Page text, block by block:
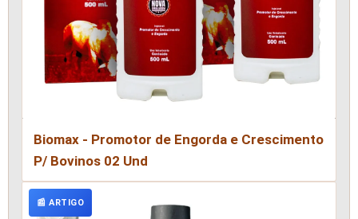
Biomax - Promotor de Engorda e Crescimento
P/ Bovinos 02 Und
📰 ARTIGO